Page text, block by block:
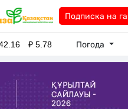
Подписка на
₽5.78 Погода